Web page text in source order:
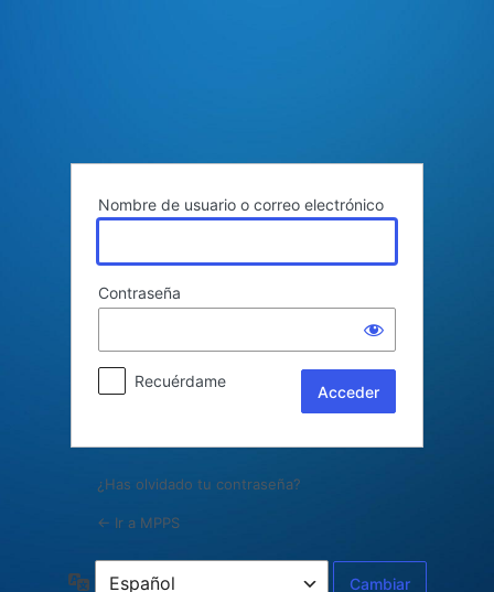
Nombre de usuario o correo electrónico
Contraseña
Recuérdame
¿Has olvidado tu contraseña?
← Ir a MPPS
Idioma